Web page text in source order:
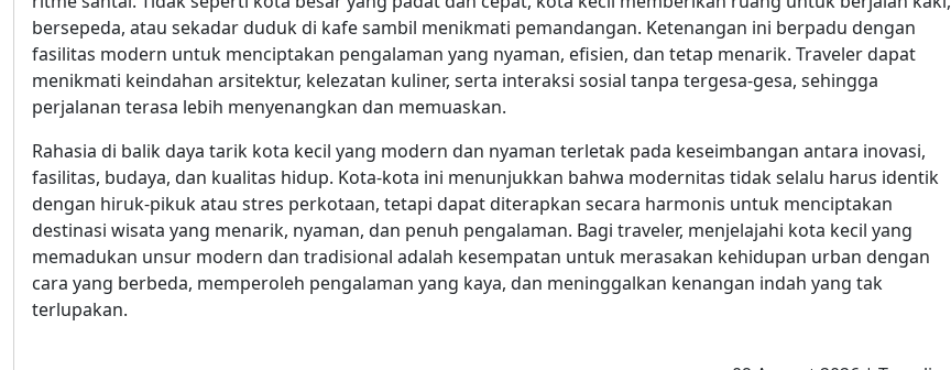
bersepeda, atau sekadar duduk di kafe sambil menikmati pemandangan. Ketenangan ini berpadu dengan
fasilitas modern untuk menciptakan pengalaman yang nyaman, efisien, dan tetap menarik. Traveler dapat
menikmati keindahan arsitektur, kelezatan kuliner, serta interaksi sosial tanpa tergesa-gesa, sehingga
perjalanan terasa lebih menyenangkan dan memuaskan.
Rahasia di balik daya tarik kota kecil yang modern dan nyaman terletak pada keseimbangan antara inovasi,
fasilitas, budaya, dan kualitas hidup. Kota-kota ini menunjukkan bahwa modernitas tidak selalu harus identik
dengan hiruk-pikuk atau stres perkotaan, tetapi dapat diterapkan secara harmonis untuk menciptakan
destinasi wisata yang menarik, nyaman, dan penuh pengalaman. Bagi traveler, menjelajahi kota kecil yang
memadukan unsur modern dan tradisional adalah kesempatan untuk merasakan kehidupan urban dengan
cara yang berbeda, memperoleh pengalaman yang kaya, dan meninggalkan kenangan indah yang tak
terlupakan.